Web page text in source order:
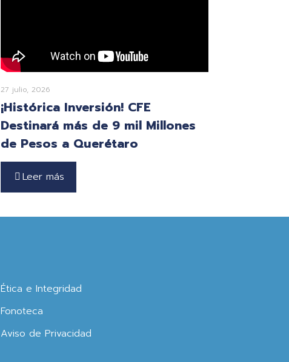
27 julio, 2026
¡Histórica Inversión! CFE
Destinará más de 9 mil Millones
de Pesos a Querétaro
Leer más
Ética e Integridad
Fonoteca
Aviso de Privacidad